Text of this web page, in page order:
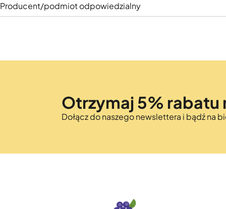
Producent/podmiot odpowiedzialny
Otrzymaj 5% rabatu
Dołącz do naszego newslettera i bądź na